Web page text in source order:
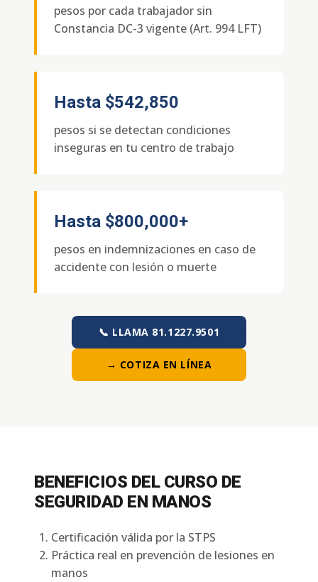
pesos por cada trabajador sin
Constancia DC-3 vigente (Art. 994 LFT)
Hasta $542,850
pesos si se detectan condiciones
inseguras en tu centro de trabajo
Hasta $800,000+
pesos en indemnizaciones en caso de
accidente con lesión o muerte
📞 LLAMA 81.1227.9501
→ COTIZA EN LÍNEA
BENEFICIOS DEL CURSO DE
SEGURIDAD EN MANOS
Certificación válida por la STPS
Práctica real en prevención de lesiones en
manos